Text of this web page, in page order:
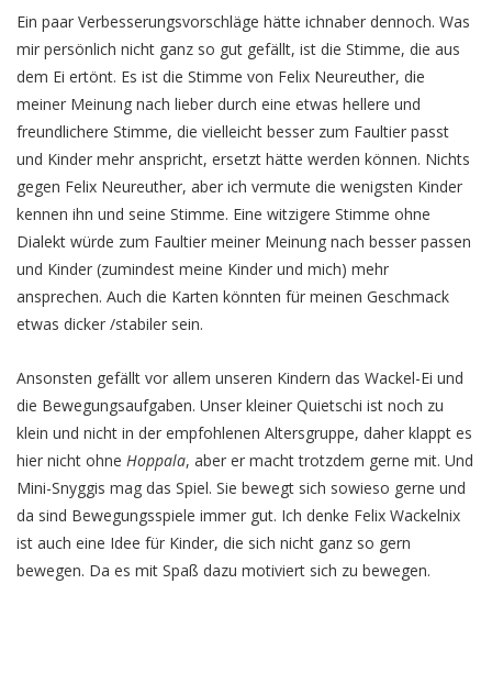
Ein paar Verbesserungsvorschläge hätte ichnaber dennoch. Was
mir persönlich nicht ganz so gut gefällt, ist die Stimme, die aus
dem Ei ertönt. Es ist die Stimme von Felix Neureuther, die
meiner Meinung nach lieber durch eine etwas hellere und
freundlichere Stimme, die vielleicht besser zum Faultier passt
und Kinder mehr anspricht, ersetzt hätte werden können. Nichts
gegen Felix Neureuther, aber ich vermute die wenigsten Kinder
kennen ihn und seine Stimme. Eine witzigere Stimme ohne
Dialekt würde zum Faultier meiner Meinung nach besser passen
und Kinder (zumindest meine Kinder und mich) mehr
ansprechen. Auch die Karten könnten für meinen Geschmack
etwas dicker /stabiler sein.
Ansonsten gefällt vor allem unseren Kindern das Wackel-Ei und
die Bewegungsaufgaben. Unser kleiner Quietschi ist noch zu
klein und nicht in der empfohlenen Altersgruppe, daher klappt es
hier nicht ohne Hoppala, aber er macht trotzdem gerne mit. Und
Mini-Snyggis mag das Spiel. Sie bewegt sich sowieso gerne und
da sind Bewegungsspiele immer gut. Ich denke Felix Wackelnix
ist auch eine Idee für Kinder, die sich nicht ganz so gern
bewegen. Da es mit Spaß dazu motiviert sich zu bewegen.